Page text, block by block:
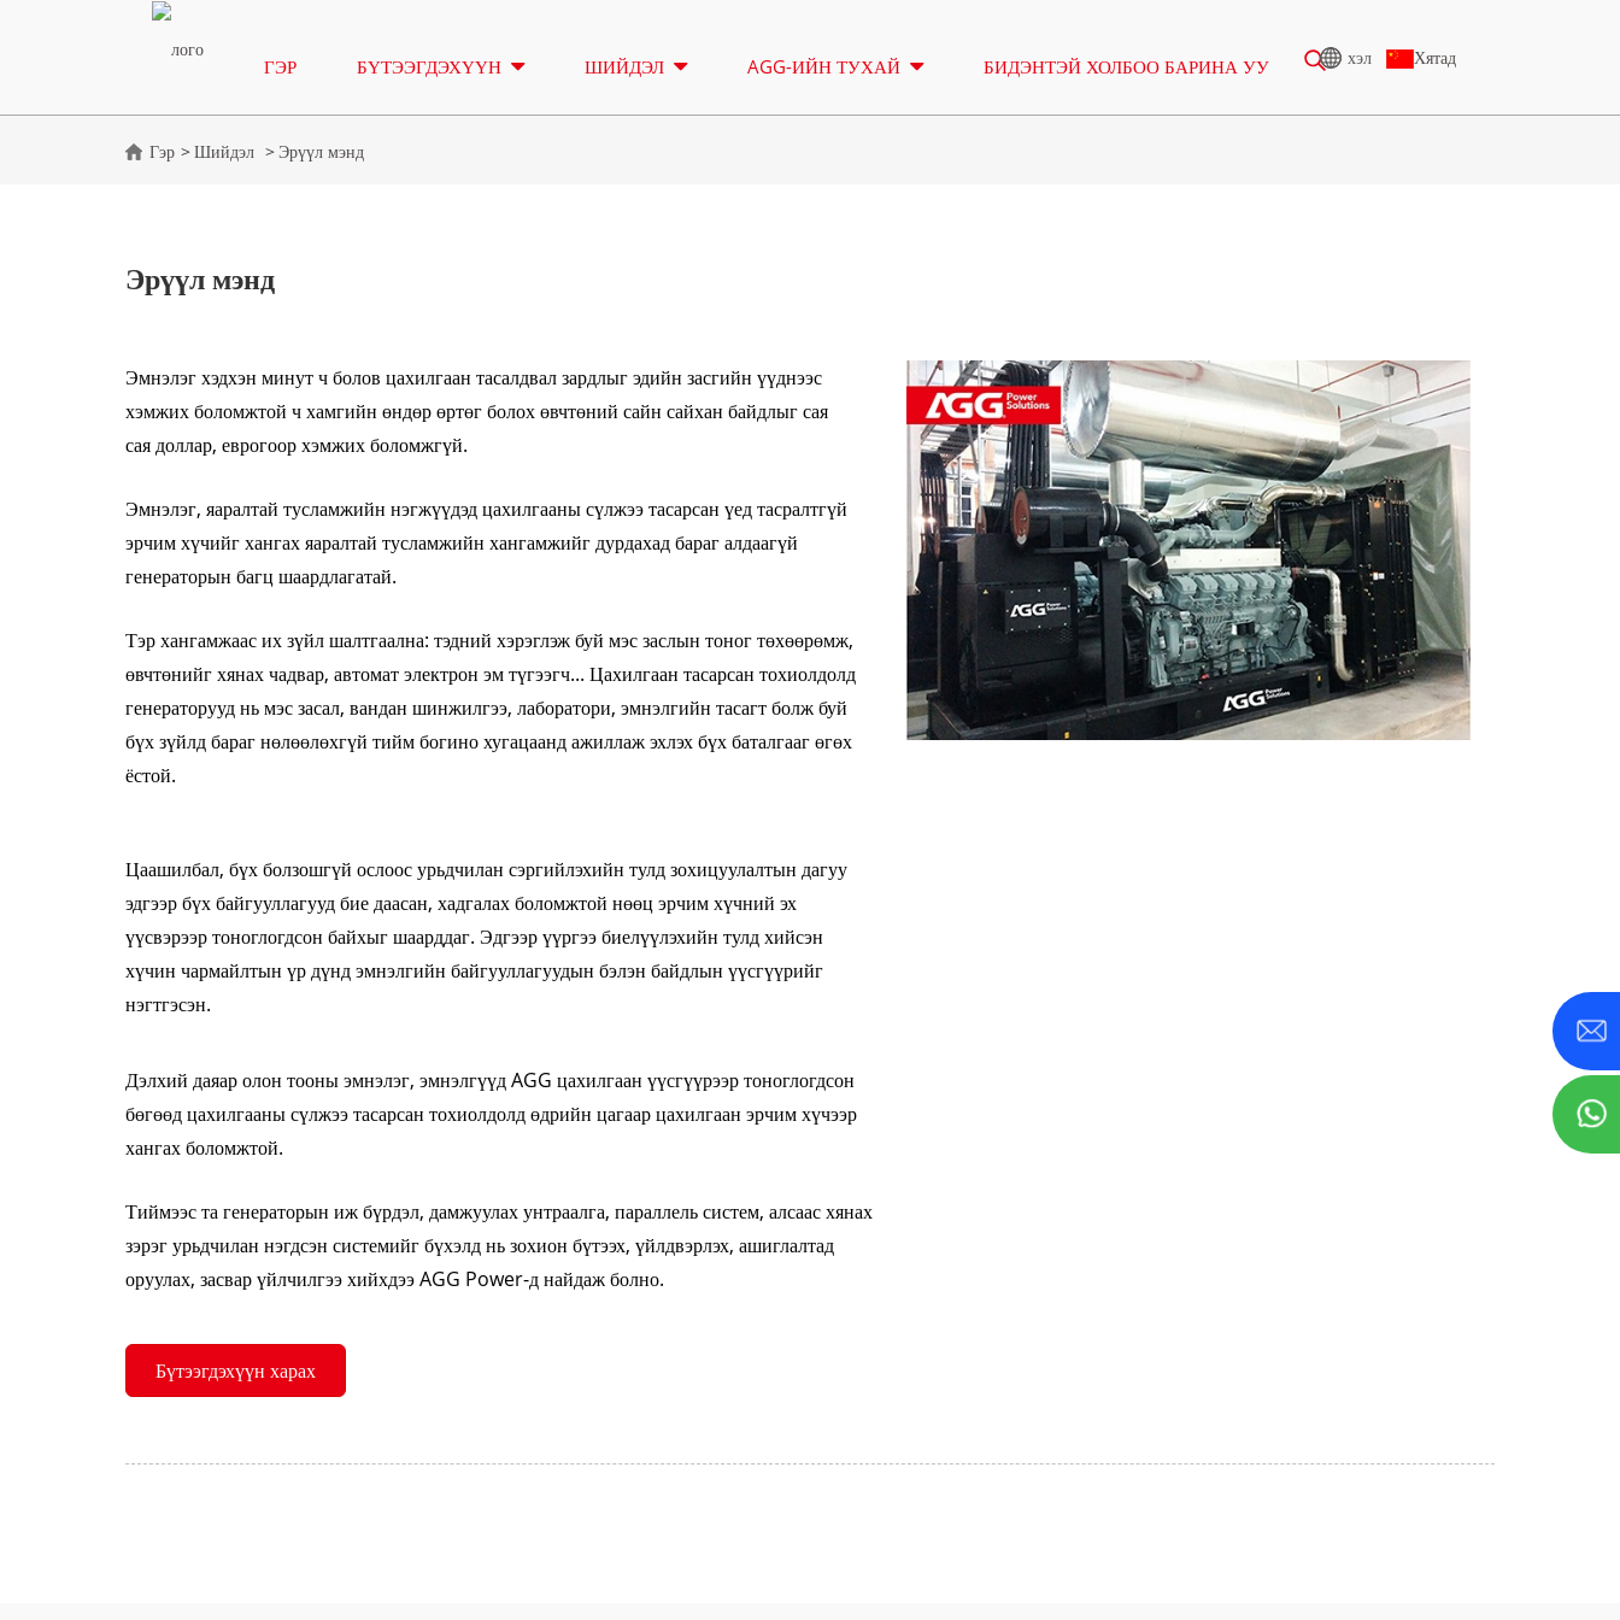
ГЭР БҮТЭЭГДЭХҮҮН
P ЦУВРАЛ 10-220 КВА
DE ЦУВРАЛ 22-250 КВА
V ЦУВРАЛ 94-285 КВА
P ЦУВРАЛ 250-1100 КВА
S ЦУВРАЛ 275-880КВА
DE ЦУВРАЛ 250-825 КВА
H ЦУВРАЛ 165-935 КВА
V ЦУВРАЛ 350-800 КВА
M ЦУВРАЛ 1100-4000 КВА
MS ЦУВРАЛ 715-2500 КВА
ШИЙДЭЛ AGG-ИЙН ТУХАЙ БИДЭНТЭЙ ХОЛБОО БАРИНА УУ хэл Хятад
Гэр Шийдэл Эрүүл мэнд
Эрүүл мэнд
Эмнэлэг хэдхэн минут ч болов цахилгаан тасалдвал зардлыг эдийн засгийн үүднээс
хэмжих боломжтой ч хамгийн өндөр өртөг болох өвчтөний сайн сайхан байдлыг сая
сая доллар, еврогоор хэмжих боломжгүй.
Эмнэлэг, яаралтай тусламжийн нэгжүүдэд цахилгааны сүлжээ тасарсан үед тасралтгүй
эрчим хүчийг хангах яаралтай тусламжийн хангамжийг дурдахад бараг алдаагүй
генераторын багц шаардлагатай.
Тэр хангамжаас их зүйл шалтгаална: тэдний хэрэглэж буй мэс заслын тоног төхөөрөмж,
өвчтөнийг хянах чадвар, автомат электрон эм түгээгч... Цахилгаан тасарсан тохиолдолд
генераторууд нь мэс засал, вандан шинжилгээ, лаборатори, эмнэлгийн тасагт болж буй
бүх зүйлд бараг нөлөөлөхгүй тийм богино хугацаанд ажиллаж эхлэх бүх баталгааг өгөх
ёстой.
Цаашилбал, бүх болзошгүй ослоос урьдчилан сэргийлэхийн тулд зохицуулалтын дагуу
эдгээр бүх байгууллагууд бие даасан, хадгалах боломжтой нөөц эрчим хүчний эх
үүсвэрээр тоноглогдсон байхыг шаарддаг. Эдгээр үүргээ биелүүлэхийн тулд хийсэн
хүчин чармайлтын үр дүнд эмнэлгийн байгууллагуудын бэлэн байдлын үүсгүүрийг
нэгтгэсэн.
Дэлхий даяар олон тооны эмнэлэг, эмнэлгүүд AGG цахилгаан үүсгүүрээр тоноглогдсон
бөгөөд цахилгааны сүлжээ тасарсан тохиолдолд өдрийн цагаар цахилгаан эрчим хүчээр
хангах боломжтой.
Тиймээс та генераторын иж бүрдэл, дамжуулах унтраалга, параллель систем, алсаас хянах
зэрэг урьдчилан нэгдсэн системийг бүхэлд нь зохион бүтээх, үйлдвэрлэх, ашиглалтад
оруулах, засвар үйлчилгээ хийхдээ AGG Power-д найдаж болно.
Бүтээгдэхүүн харах